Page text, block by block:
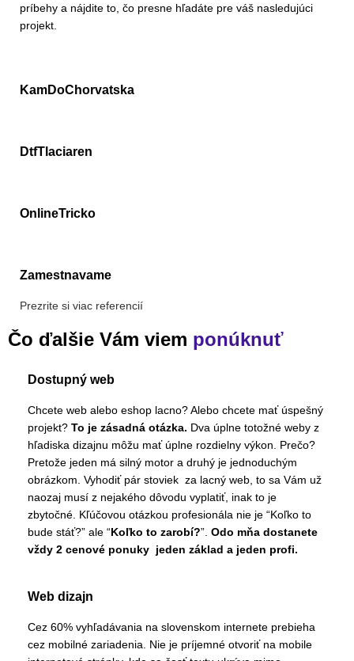
príbehy a nájdite to, čo presne hľadáte pre váš nasledujúci
projekt.
KamDoChorvatska
DtfTlaciaren
OnlineTricko
Zamestnavame
Prezrite si viac referencií
Čo ďalšie Vám viem ponúknuť
Dostupný web
Chcete web alebo eshop lacno? Alebo chcete mať úspešný
projekt? To je zásadná otázka. Dva úplne totožné weby z
hľadiska dizajnu môžu mať úplne rozdielny výkon. Prečo?
Pretože jeden má silný motor a druhý je jednoduchým
obrázkom. Vyhodiť pár stoviek za lacný web, to sa Vám už
naozaj musí z nejakého dôvodu vyplatiť, inak to je
zbytočné. Kľúčovou otázkou profesionála nie je “Koľko to
bude stáť?” ale “Koľko to zarobí?”. Odo mňa dostanete
vždy 2 cenové ponuky jeden základ a jeden profi.
Web dizajn
Cez 60% vyhľadávania na slovenskom internete prebieha
cez mobilné zariadenia. Nie je príjemné otvoriť na mobile